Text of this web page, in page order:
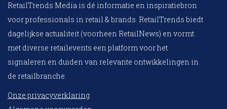
RetailTrends Media is dé informatie en inspiratiebron
voor professionals in retail & brands. RetailTrends biedt
dagelijkse actualiteit (voorheen RetailNews) en vormt
met diverse retailevents een platform voor het
signaleren en duiden van relevante ontwikkelingen in
de retailbranche.
Onze privacyverklaring